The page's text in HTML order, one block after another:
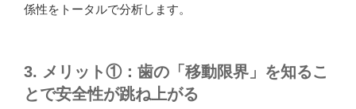
係性をトータルで分析します。
3. メリット①：歯の「移動限界」を知るこ
とで安全性が跳ね上がる